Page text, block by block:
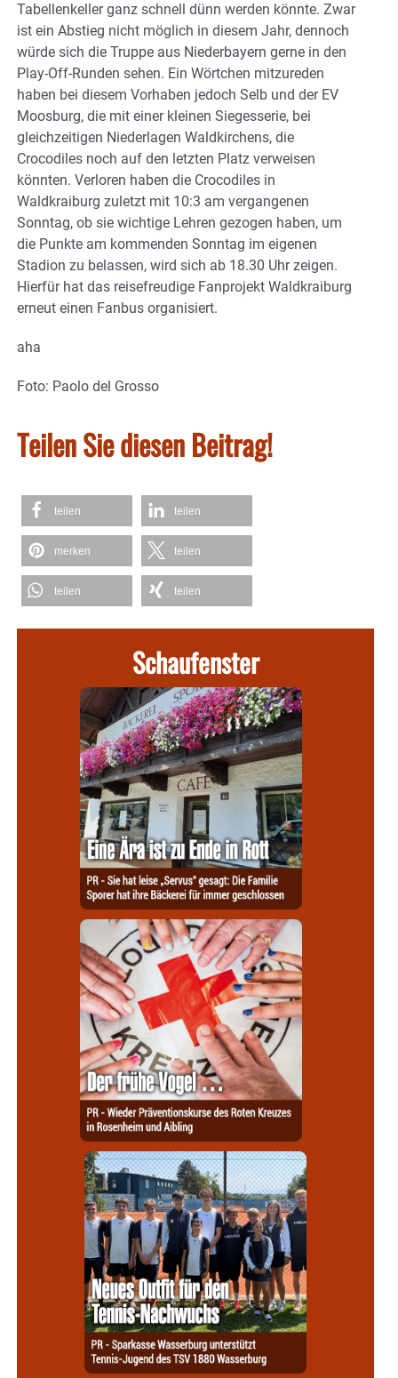
Tabellenkeller ganz schnell dünn werden könnte. Zwar
ist ein Abstieg nicht möglich in diesem Jahr, dennoch
würde sich die Truppe aus Niederbayern gerne in den
Play-Off-Runden sehen. Ein Wörtchen mitzureden
haben bei diesem Vorhaben jedoch Selb und der EV
Moosburg, die mit einer kleinen Siegesserie, bei
gleichzeitigen Niederlagen Waldkirchens, die
Crocodiles noch auf den letzten Platz verweisen
könnten. Verloren haben die Crocodiles in
Waldkraiburg zuletzt mit 10:3 am vergangenen
Sonntag, ob sie wichtige Lehren gezogen haben, um
die Punkte am kommenden Sonntag im eigenen
Stadion zu belassen, wird sich ab 18.30 Uhr zeigen.
Hierfür hat das reisefreudige Fanprojekt Waldkraiburg
erneut einen Fanbus organisiert.
aha
Foto: Paolo del Grosso
Teilen Sie diesen Beitrag!
teilen teilen
merken teilen
teilen teilen
Schaufenster